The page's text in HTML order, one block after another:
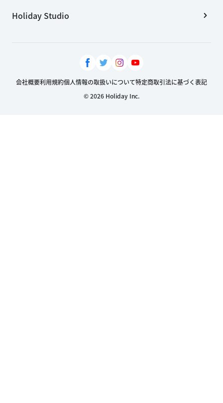
Holiday Studio
会社概要利用規約個人情報の取扱いについて特定商取引法に基づく表記
© 2026 Holiday Inc.